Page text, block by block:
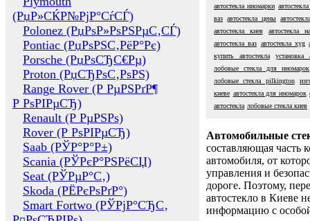
(РџР»СЌР№РјР°СѓСЃ)
Polonez (РџРѕР»РѕРЅРµС‚СЃ)
Pontiac (РџРѕРЅС‚РёР°Рє)
Porsche (РџРѕСЂС€Рµ)
Proton (РџСЂРѕС‚РѕРЅ)
Range Rover (Р РµРЅРґР¶
Р РѕРІРµСЂ)
Renault (Р РµРЅРѕ)
Rover (Р РѕРІРµСЂ)
Saab (РЎР°Р°Р±)
Scania (РЎРєР°РЅРёСЏ)
Seat (РЎРµР°С‚)
Skoda (РЁРєРѕРґР°)
Smart Fortwo (РЎРјР°СЂС‚
автостекла иномарки
ваз автостекла цены
автостекла киев
автостекла
автостекла ваз автостекла xyg
купить автостекла
установка
лобовые стекла для иномарок
лобовые стекла pilkington
киеве автостекла для иномарок
автостекла лобовые стекла киев
Автомобильные
составляющая часть
автомобиля, от
управления и
дороге. Поэтому,
автостекло в Киеве
информацию с